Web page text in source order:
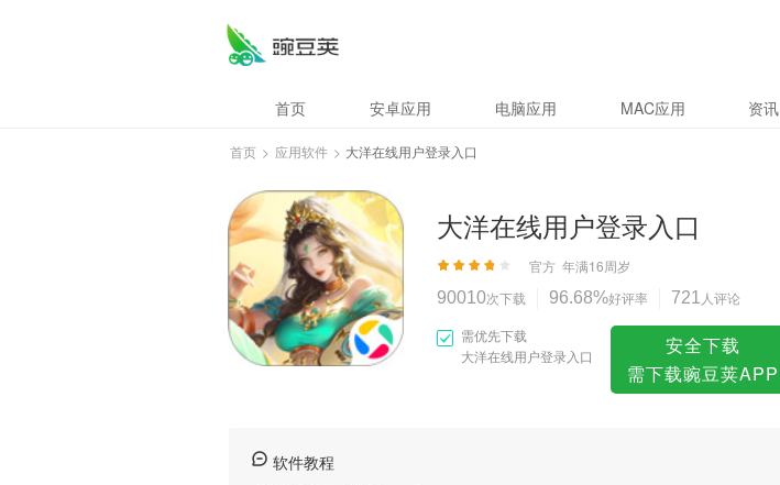
首页 安卓应用 电脑应用 MAC应用 资讯
首页 > 应用软件 > 大洋在线用户登录入口
大洋在线用户登录入口
官方 年满16周岁
90010次下载 96.68%好评率 721 人评论
需优先下载
大洋在线用户登录入口
安全下载
需下载豌豆荚APP
软件教程